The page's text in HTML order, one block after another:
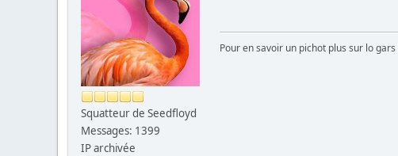
Squatteur de Seedfloyd
Messages: 1399
IP archivée
Pour en savoir un pichot plus sur lo gars